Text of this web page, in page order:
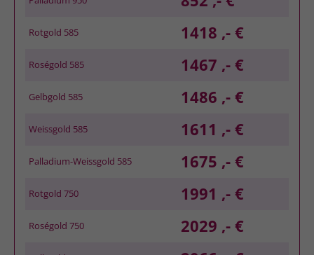
Rotgold 585 1418 ,- €
Roségold 585 1467 ,- €
Gelbgold 585 1486 ,- €
Weissgold 585 1611 ,- €
Palladium-Weissgold 585 1675 ,- €
Rotgold 750 1991 ,- €
Roségold 750 2029 ,- €